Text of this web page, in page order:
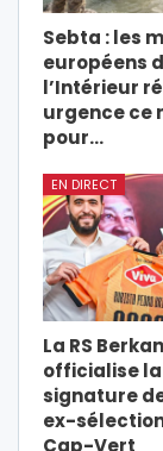
Sebta : les
européens
l’Intérieur
urgence ce
pour…
EN DIRECT
La RS
officialise la
signature
ex-
Cap-Vert